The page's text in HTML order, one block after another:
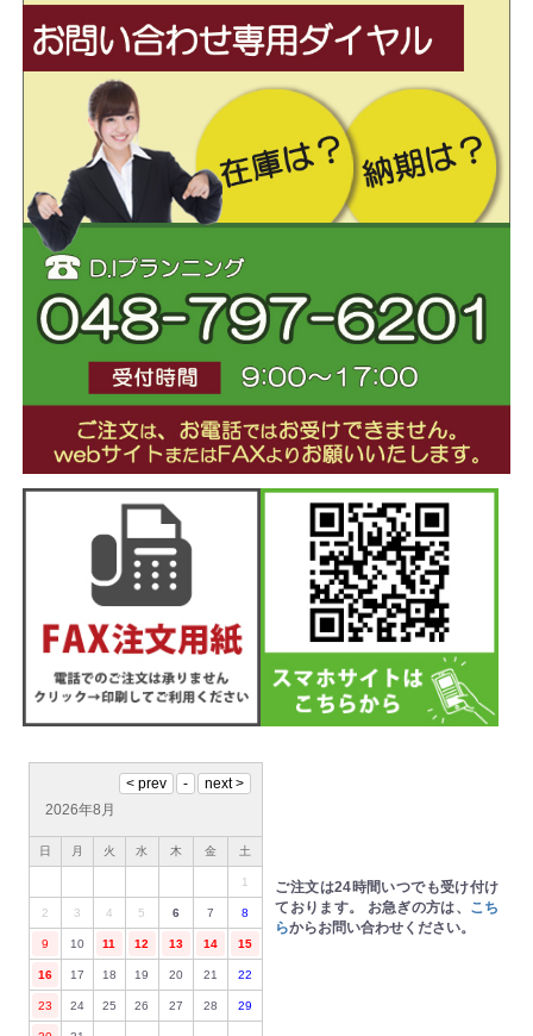
2026年8月
日 月 火 水 木 金 土
1
2 3 4 5 6 7 8
9 10 11 12 13 14 15
16 17 18 19 20 21 22
23 24 25 26 27 28 29
ご注文は24時間いつでも受け付け
ております。 お急ぎの方は、 こち
らからお問い合わせください。